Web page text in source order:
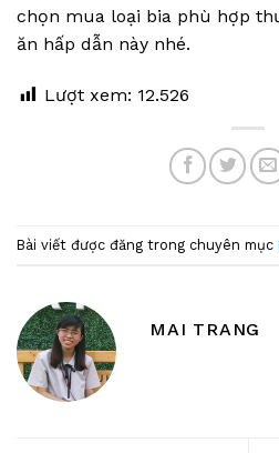
chọn mua loại bia phù hợp
ăn hấp dẫn này nhé.
Lượt xem: 12.526
Bài viết được đăng trong chuyên mục
MAI TRANG